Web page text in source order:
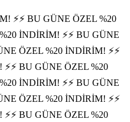
⚡⚡ BU GÜNE ÖZEL %20
İNDİRİM! ⚡⚡ BU GÜNE
ÖZEL %20 İNDİRİM! ⚡⚡
⚡ BU GÜNE ÖZEL %20
İNDİRİM! ⚡⚡ BU GÜNE
ÖZEL %20 İNDİRİM! ⚡⚡
⚡ BU GÜNE ÖZEL %20